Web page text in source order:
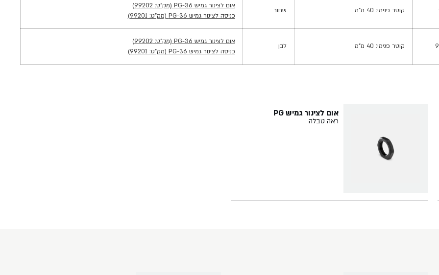
קוטר פנימי: 40 מ"מ שחור
אום לצינור גמיש PG-36 (מק״ט: 99202)
כניסה לצינור גמיש PG-36 (מק״ט: 99201)
קוטר פנימי: 40 מ"מ לבן
אום לצינור גמיש PG-36 (מק״ט: 99202)
כניסה לצינור גמיש PG-36 (מק״ט: 99201)
אום לצינור גמיש PG
ראה טבלה